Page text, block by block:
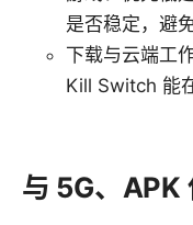
是否稳定，避
下载与云端工
Kill Switch 能
与 5G、APK